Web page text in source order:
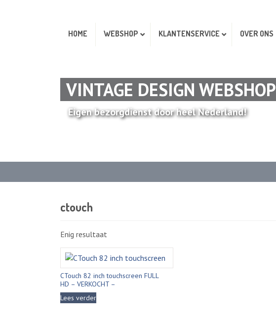
HOME WEBSHOP KLANTENSERVICE OVER ONS
VINTAGE DESIGN WEBSHOP
Eigen bezorgdienst door heel Nederland!
ctouch
Enig resultaat
CTouch 82 inch touchscreen FULL
HD – VERKOCHT –
Lees verder